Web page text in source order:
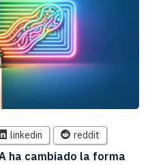
linkedin reddit
ha cambiado la forma